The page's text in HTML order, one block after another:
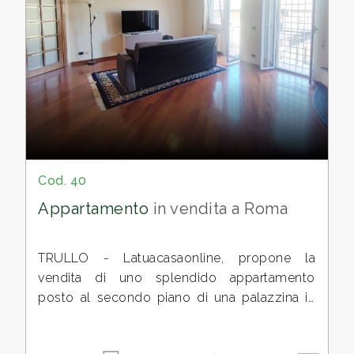
Possibilità acquisto Box auto.
*Le presenti informazioni e planimetrie sono
puramente indicative e non costituiscono
elemento contrattuale.
Cod. 40
Appartamento in vendita a Roma
TRULLO - Latuacasaonline, propone la
vendita di uno splendido appartamento
posto al secondo piano di una palazzina in